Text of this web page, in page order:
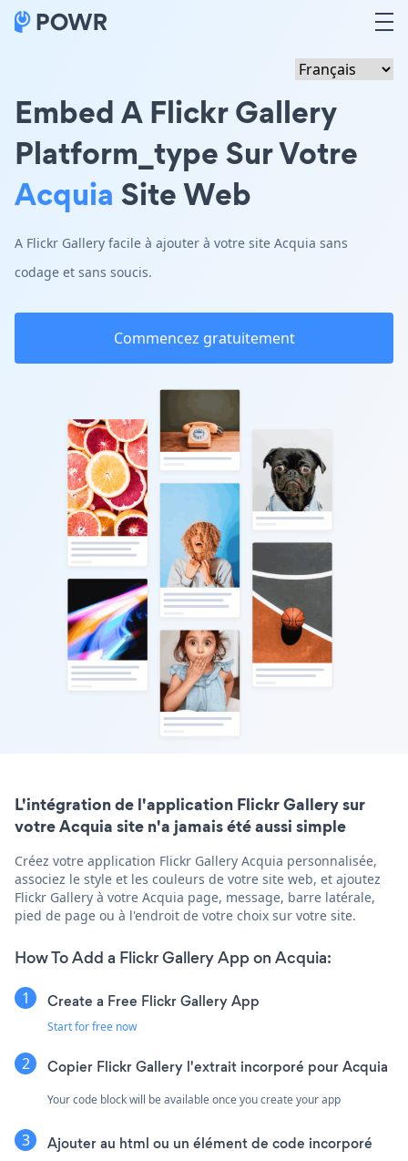
Embed A Flickr Gallery
Platform_type Sur Votre
Acquia Site Web
A Flickr Gallery facile à ajouter à votre site Acquia sans
codage et sans soucis.
Commencez gratuitement
L'intégration de l'application Flickr Gallery sur
votre Acquia site n'a jamais été aussi simple
Créez votre application Flickr Gallery Acquia personnalisée,
associez le style et les couleurs de votre site web, et ajoutez
Flickr Gallery à votre Acquia page, message, barre latérale,
pied de page ou à l'endroit de votre choix sur votre site.
How To Add a Flickr Gallery App on Acquia:
Create a Free Flickr Gallery App
Start for free now
Copier Flickr Gallery l'extrait incorporé pour Acquia
Your code block will be available once you create your app
Ajouter au html ou un élément de code incorporé